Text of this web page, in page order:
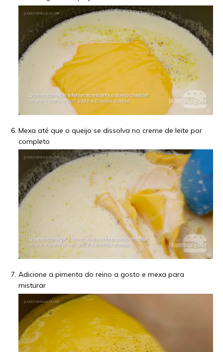
Mexa até que o queijo se dissolva no creme de leite por
completo
Adicione a pimenta do reino a gosto e mexa para
misturar